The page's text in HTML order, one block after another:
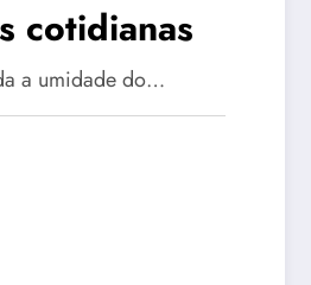
cotidianas
a umidade do…